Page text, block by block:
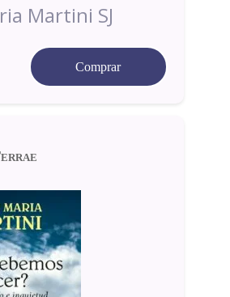
Martini SJ
Comprar